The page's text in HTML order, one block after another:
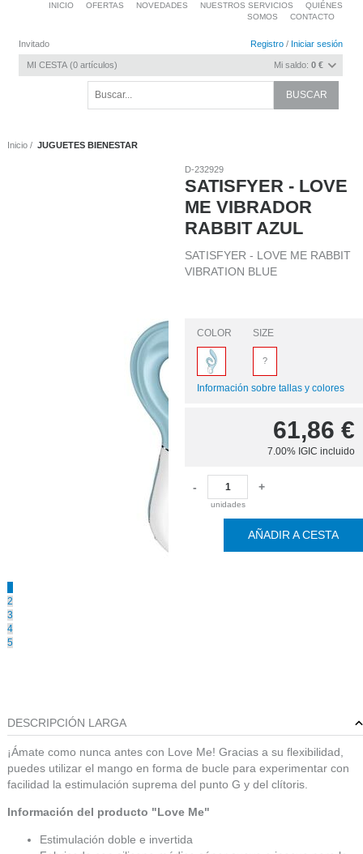
Invitado Registro / Iniciar sesión
MI CESTA 0 artículos Mi saldo: 0 €
INICIO OFERTAS NOVEDADES NUESTROS SERVICIOS
QUIÉNES
SOMOS
CONTACTO
Inicio JUGUETES BIENESTAR
2
3
4
5
D-232929
SATISFYER - LOVE
ME VIBRADOR
RABBIT AZUL
SATISFYER - LOVE ME RABBIT
VIBRATION BLUE
COLOR SIZE
?
Información sobre tallas y colores
61,86 €
7.00% IGIC incluido
-
unidades
+
AÑADIR A CESTA
DESCRIPCIÓN LARGA
¡Ámate como nunca antes con Love Me! Gracias a su flexibilidad,
puedes utilizar el mango en forma de bucle para experimentar con
facilidad la estimulación suprema del punto G y del clítoris.
Información del producto "Love Me"
Estimulación doble e invertida